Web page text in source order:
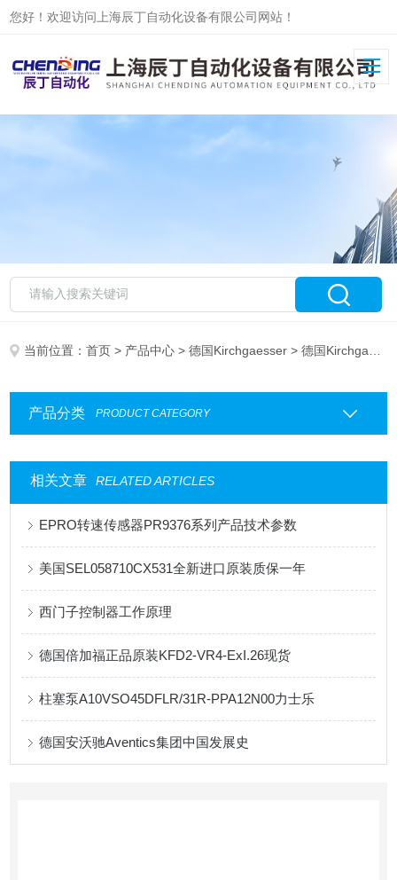
您好！欢迎访问上海辰丁自动化设备有限公司网站！
当前位置：首页 > 产品中心 >德国Kirchgaesser > 德国Kirchgaesser传感器
产品分类 PRODUCT CATEGORY
相关文章 RELATED ARTICLES
EPRO转速传感器PR9376系列产品技术参数
美国SEL058710CX531全新进口原装质保一年
西门子控制器工作原理
德国倍加福正品原装KFD2-VR4-ExI.26现货
柱塞泵A10VSO45DFLR/31R-PPA12N00力士乐
德国安沃驰Aventics集团中国发展史